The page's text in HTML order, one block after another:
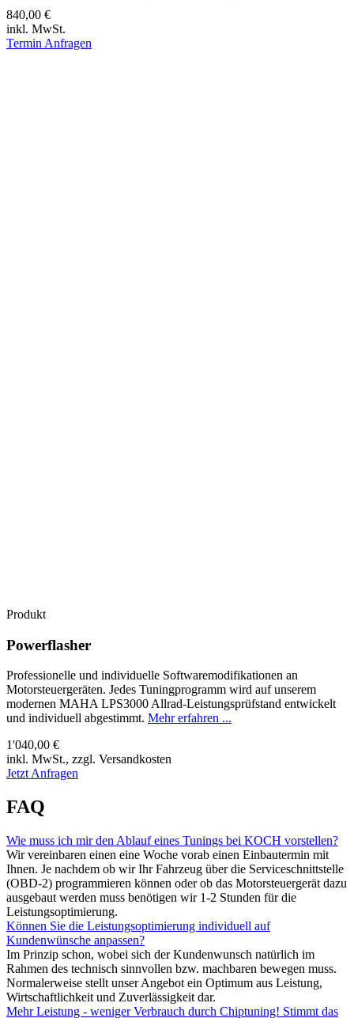
840,00 €
inkl. MwSt.
Termin Anfragen
Produkt
Powerflasher
Professionelle und individuelle Softwaremodifikationen an
Motorsteuergeräten. Jedes Tuningprogramm wird auf unserem
modernen MAHA LPS3000 Allrad-Leistungsprüfstand entwickelt
und individuell abgestimmt. Mehr erfahren ...
1'040,00 €
inkl. MwSt., zzgl. Versandkosten
Jetzt Anfragen
FAQ
Wie muss ich mir den Ablauf eines Tunings bei KOCH vorstellen?
Wir vereinbaren einen eine Woche vorab einen Einbautermin mit
Ihnen. Je nachdem ob wir Ihr Fahrzeug über die Serviceschnittstelle
(OBD-2) programmieren können oder ob das Motorsteuergerät dazu
ausgebaut werden muss benötigen wir 1-2 Stunden für die
Leistungsoptimierung.
Können Sie die Leistungsoptimierung individuell auf
Kundenwünsche anpassen?
Im Prinzip schon, wobei sich der Kundenwunsch natürlich im
Rahmen des technisch sinnvollen bzw. machbaren bewegen muss.
Normalerweise stellt unser Angebot ein Optimum aus Leistung,
Wirtschaftlichkeit und Zuverlässigkeit dar.
Mehr Leistung - weniger Verbrauch durch Chiptuning! Stimmt das